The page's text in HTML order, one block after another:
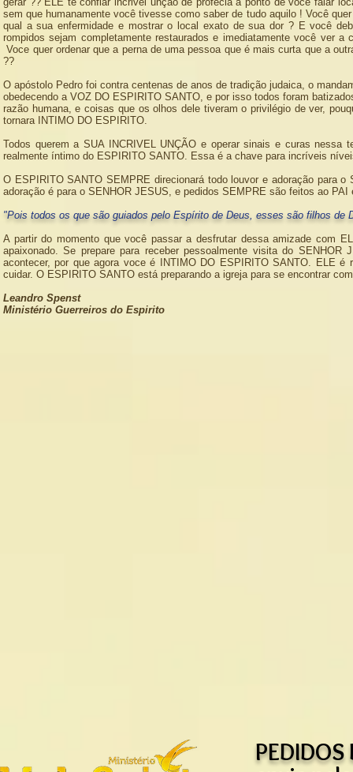
sem que humanamente você tivesse como saber de tudo aquilo ! Você
qual a sua enfermidade e mostrar o local exato de sua dor ? E você
rompidos sejam completamente restaurados e imediatamente você ver
Voce quer ordenar que a perna de uma pessoa que é mais curta que a
??
O apóstolo Pedro foi contra centenas de anos de tradição judaica, o
obedecendo a VOZ DO ESPIRITO SANTO, e por isso todos foram
razão humana, e coisas que os olhos dele tiveram o privilégio de ver,
tornara INTIMO DO ESPIRITO.
Todos querem a SUA INCRIVEL UNÇÃO e operar sinais e curas
realmente íntimo do ESPIRITO SANTO. Essa é a chave para incríveis
O ESPIRITO SANTO SEMPRE direcionará todo louvor e adoração para
adoração é para o SENHOR JESUS, e pedidos SEMPRE são feitos ao
"Pois todos os que são guiados pelo Espírito de Deus, esses são filhos de
A partir do momento que você passar a desfrutar dessa amizade com
apaixonado. Se prepare para receber pessoalmente visita do
acontecer, por que agora voce é INTIMO DO ESPIRITO SANTO. ELE
cuidar. O ESPIRITO SANTO está preparando a igreja para se encontrar
Leandro Spenst
Ministério Guerreiros do Espirito
PEDIDOS